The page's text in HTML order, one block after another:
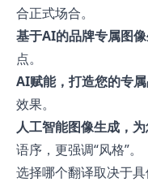
合正式场合。
基于AI的品牌专属图像
点。
AI赋能，打造您的专属
效果。
人工智能图像生成，
语序，更强调“风格”。
选择哪个翻译取决于